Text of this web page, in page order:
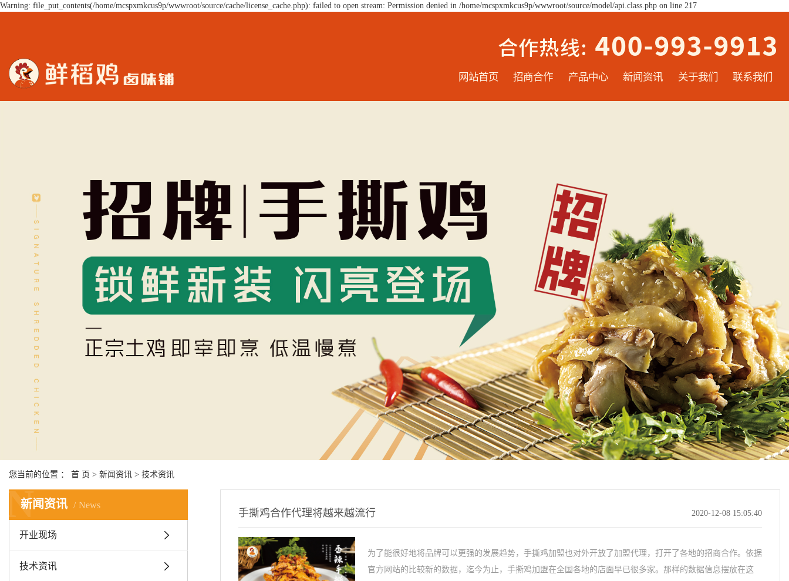
Warning: file_put_contents(/home/mcspxmkcus9p/wwwroot/source/cache/license_cache.php): failed to open stream: Permission denied in /home/mcspxmkcus9p/wwwroot/source/model/api.class.php on line 217
网站首页 招商合作 产品中心 新闻资讯 关于我们 联系我们
您当前的位置 ： 首 页 > 新闻资讯 > 技术资讯
新闻资讯 News
N
开业现场
技术资讯
手撕鸡合作代理将越来越流行 2020-12-08 15:05:40
为了能很好地将品牌可以更强的发展趋势，手撕鸡加盟也对外开放了加盟代理，打开了各地的招商合作。依据
官方网站的比较新的数据，迄今为止，手撕鸡加盟在全国各地的店面早已很多家。那样的数据信息摆放在这